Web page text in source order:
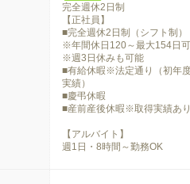
完全週休2日制
【正社員】
■完全週休2日制（シフト制）
※年間休日120～最大154日
※週3日休みも可能
■有給休暇※法定通り（初年
実績）
■慶弔休暇
■産前産後休暇※取得実績あ
【アルバイト】
週1日・8時間～勤務OK